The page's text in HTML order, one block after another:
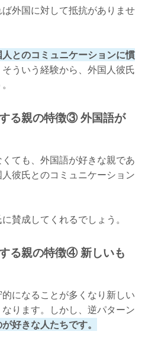
外国に対して抵抗がありませ
とのコミュニケーションに慣
そういう経験から、外国人彼氏
る親の特徴③ 外国語が
ても、外国語が好きな親であ
彼氏とのコミュニケーション
賛成してくれるでしょう。
る親の特徴④ 新しいも
になることが多くなり新しい
ります。しかし、逆パターン
好きな人たちです。